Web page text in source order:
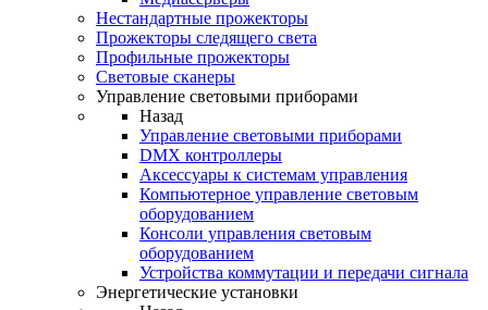
Нестандартные прожекторы
Прожекторы следящего света
Профильные прожекторы
Световые сканеры
Управление световыми приборами
Назад
Управление световыми приборами
DMX контроллеры
Аксессуары к системам управления
Компьютерное управление световым
оборудованием
Консоли управления световым
оборудованием
Устройства коммутации и передачи сигнала
Энергетические установки